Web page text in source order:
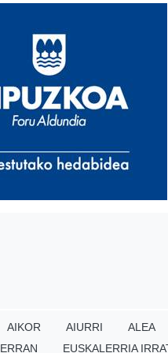
AIKOR AIURRI ALEA
ERRAN EUSKALERRIA